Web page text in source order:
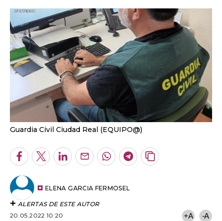
Guardia Civil Ciudad Real (EQUIPO@)
Facebook
TwitterLinkedInEnviarWhatsapp
Telegram
Copiar
ELENA GARCIA FERMOSEL
ALERTAS DE ESTE AUTOR
20.05.2022 10:20
+A -A